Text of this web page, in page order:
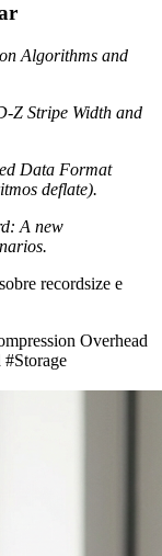
Algorithms and
Z Stripe Width and
Data Format
deflate).
A new
recordsize e
Overhead
#Storage